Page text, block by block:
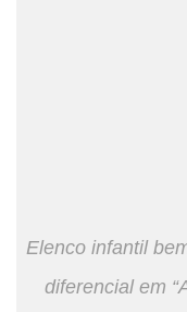
Elenco infantil
diferencial em